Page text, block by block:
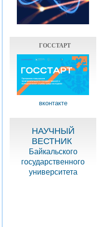
ГОССТАРТ
вконтакте
НАУЧНЫЙ
ВЕСТНИК
Байкальского
государственного
университета